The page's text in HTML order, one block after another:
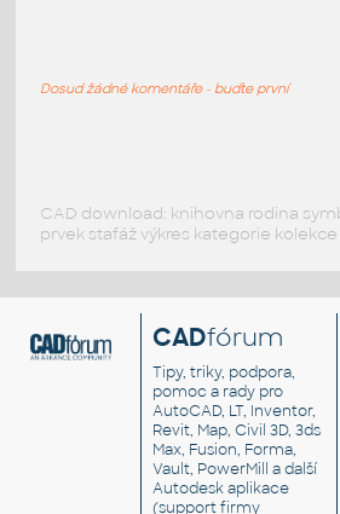
Dosud žádné komentáře - buďte první
CAD download: knihovna rodina
prvek stafáž výkres kategorie
CADfórum
Tipy, triky, podpora,
pomoc a rady pro
AutoCAD, LT, Inventor,
Revit, Map, Civil 3D, 3ds
Max, Fusion, Forma,
Vault, PowerMill a další
Autodesk aplikace
(support firmy